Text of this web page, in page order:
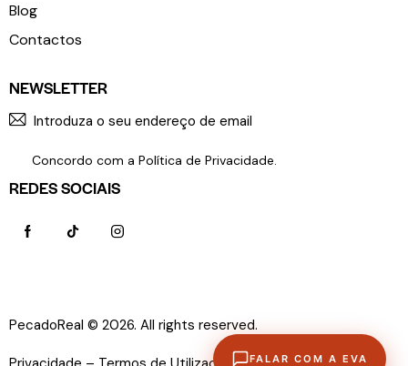
Blog
Contactos
NEWSLETTER
Concordo com a Política de Privacidade.
REDES SOCIAIS
PecadoReal © 2026. All rights reserved.
FALAR COM A EVA